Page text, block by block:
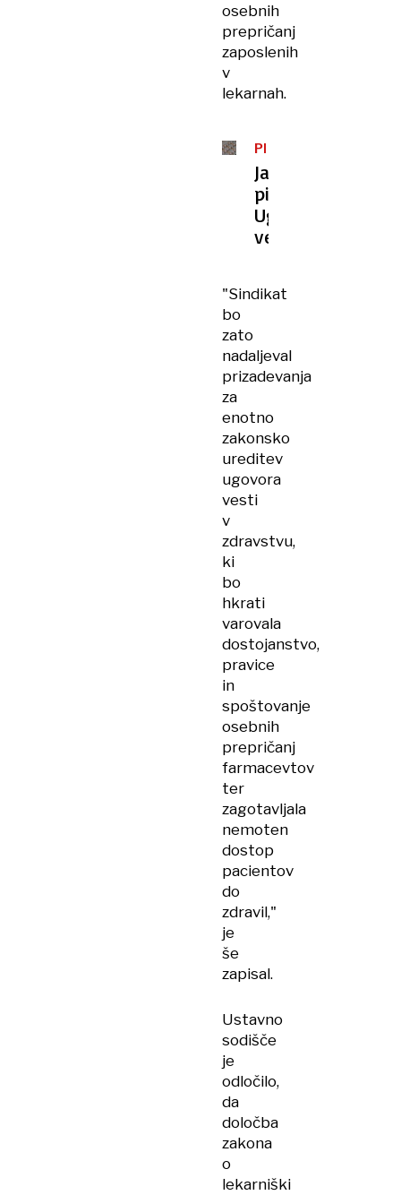
osebnih
prepričanj
zaposlenih
v
lekarnah.
PISMA
BRALCEV
Javno
pismo:
Ugovor
vesti
"Sindikat
bo
zato
nadaljeval
prizadevanja
za
enotno
zakonsko
ureditev
ugovora
vesti
v
zdravstvu,
ki
bo
hkrati
varovala
dostojanstvo,
pravice
in
spoštovanje
osebnih
prepričanj
farmacevtov
ter
zagotavljala
nemoten
dostop
pacientov
do
zdravil,"
je
še
zapisal.
Ustavno
sodišče
je
odločilo,
da
določba
zakona
o
lekarniški